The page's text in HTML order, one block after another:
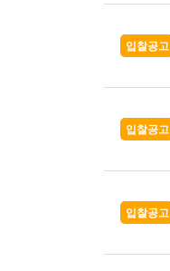
입찰공고
입찰공고
입찰공고